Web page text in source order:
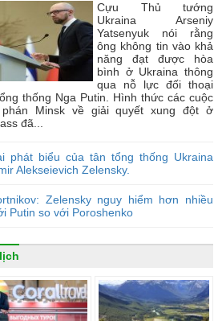
Cựu Thủ tướng
Ukraina Arseniy
Yatsenyuk nói rằng
ông không tin vào khả
năng đạt được hòa
bình ở Ukraina thông
qua nỗ lực đối thoại
thống Nga Putin. Hình thức các cuộc
Minsk về giải quyết xung đột ở
đã...
phát biểu của tân tổng thống Ukraina
Alekseievich Zelensky.
Zelensky nguy hiểm hơn nhiều
Putin so với Poroshenko